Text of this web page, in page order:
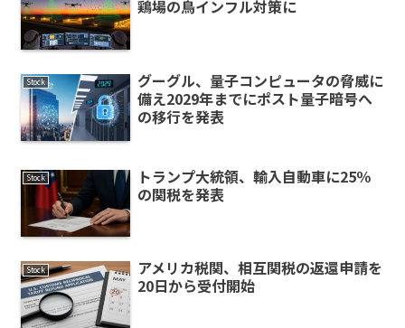
鶏場の鳥インフル対策に
Stock
グーグル、量子コンピュータの脅威に
備え2029年までにポスト量子暗号へ
の移行を発表
Stock
トランプ大統領、輸入自動車に25％
の関税を発表
Stock
アメリカ税関、相互関税の返還申請を
20日から受付開始